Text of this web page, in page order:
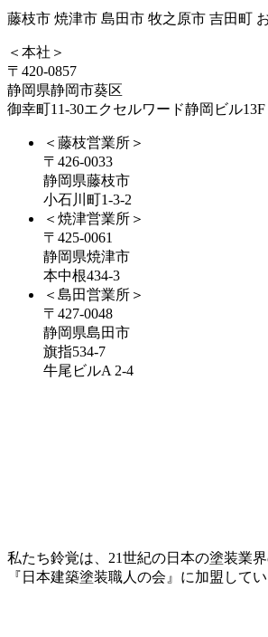
藤枝市 焼津市 島田市 牧之原市 吉田町
＜本社＞
〒420-0857
静岡県静岡市葵区
御幸町11-30エクセルワード静岡ビル13F
＜藤枝営業所＞
〒426-0033
静岡県藤枝市
小石川町1-3-2
＜焼津営業所＞
〒425-0061
静岡県焼津市
本中根434-3
＜島田営業所＞
〒427-0048
静岡県島田市
旗指534-7
牛尾ビルA 2-4
私たち鈴覚は、21世紀の日本の塗装業
『日本建築塗装職人の会』に加盟してい